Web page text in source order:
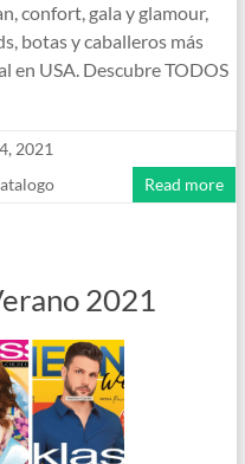
confort, gala y glamour,
botas y caballeros más
en USA. Descubre TODOS
2021
Read more
2021